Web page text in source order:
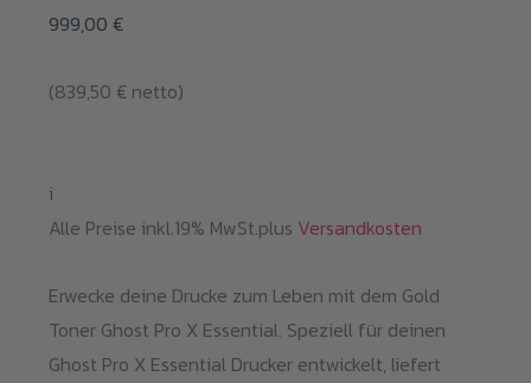
999,00 €
(839,50 €netto)
i
Alle Preise inkl.19% MwSt.plus Versandkosten
Erwecke deine Drucke zum Leben mit dem Gold
Toner Ghost Pro X Essential. Speziell für deinen
Ghost Pro X Essential Drucker entwickelt, liefert